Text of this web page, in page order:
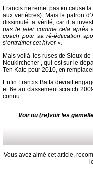
Francis ne remet pas en cause
aux vertèbres). Mais le patron
dissimulé la vérité, car il a
pas le jeter comme cela après
coach pour sa ré-éducation
s’entraîner cet hiver ».
Mais voilà, les ruses de Sioux
Neukirchener , qui est sur le
Ten Kate pour 2010, en
Enfin Francis Batta devrait
et 6e au classement scratch
connu.
Voir ou (re)voirles
Vous avez aimé cet article,